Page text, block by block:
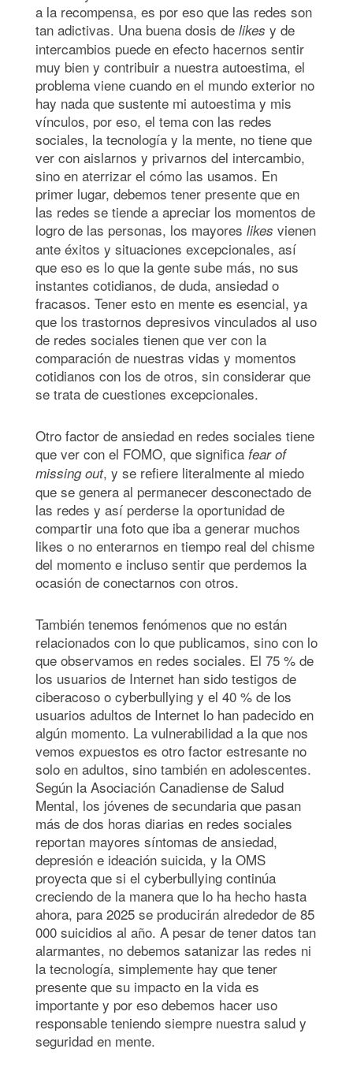
a la recompensa, es por eso que las redes son
tan adictivas. Una buena dosis de likes y de
intercambios puede en efecto hacernos sentir
muy bien y contribuir a nuestra autoestima, el
problema viene cuando en el mundo exterior no
hay nada que sustente mi autoestima y mis
vínculos, por eso, el tema con las redes
sociales, la tecnología y la mente, no tiene que
ver con aislarnos y privarnos del intercambio,
sino en aterrizar el cómo las usamos. En
primer lugar, debemos tener presente que en
las redes se tiende a apreciar los momentos de
logro de las personas, los mayores likes vienen
ante éxitos y situaciones excepcionales, así
que eso es lo que la gente sube más, no sus
instantes cotidianos, de duda, ansiedad o
fracasos. Tener esto en mente es esencial, ya
que los trastornos depresivos vinculados al uso
de redes sociales tienen que ver con la
comparación de nuestras vidas y momentos
cotidianos con los de otros, sin considerar que
se trata de cuestiones excepcionales.
Otro factor de ansiedad en redes sociales tiene
que ver con el FOMO, que significa fear of
missing out, y se refiere literalmente al miedo
que se genera al permanecer desconectado de
las redes y así perderse la oportunidad de
compartir una foto que iba a generar muchos
likes o no enterarnos en tiempo real del chisme
del momento e incluso sentir que perdemos la
ocasión de conectarnos con otros.
También tenemos fenómenos que no están
relacionados con lo que publicamos, sino con lo
que observamos en redes sociales. El 75 % de
los usuarios de Internet han sido testigos de
ciberacoso o cyberbullying y el 40 % de los
usuarios adultos de Internet lo han padecido en
algún momento. La vulnerabilidad a la que nos
vemos expuestos es otro factor estresante no
solo en adultos, sino también en adolescentes.
Según la Asociación Canadiense de Salud
Mental, los jóvenes de secundaria que pasan
más de dos horas diarias en redes sociales
reportan mayores síntomas de ansiedad,
depresión e ideación suicida, y la OMS
proyecta que si el cyberbullying continúa
creciendo de la manera que lo ha hecho hasta
ahora, para 2025 se producirán alrededor de 85
000 suicidios al año. A pesar de tener datos tan
alarmantes, no debemos satanizar las redes ni
la tecnología, simplemente hay que tener
presente que su impacto en la vida es
importante y por eso debemos hacer uso
responsable teniendo siempre nuestra salud y
seguridad en mente.